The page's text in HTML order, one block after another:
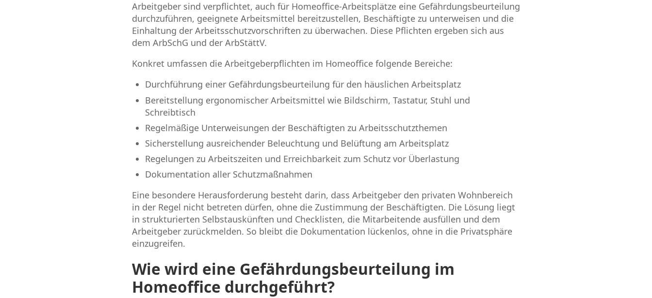
Arbeitgeber sind verpflichtet, auch für Homeoffice-Arbeitsplätze eine Gefährdungsbeurteilung
durchzuführen, geeignete Arbeitsmittel bereitzustellen, Beschäftigte zu unterweisen und die
Einhaltung der Arbeitsschutzvorschriften zu überwachen. Diese Pflichten ergeben sich aus
dem ArbSchG und der ArbStättV.
Konkret umfassen die Arbeitgeberpflichten im Homeoffice folgende Bereiche:
Durchführung einer Gefährdungsbeurteilung für den häuslichen Arbeitsplatz
Bereitstellung ergonomischer Arbeitsmittel wie Bildschirm, Tastatur, Stuhl und
Schreibtisch
Regelmäßige Unterweisungen der Beschäftigten zu Arbeitsschutzthemen
Sicherstellung ausreichender Beleuchtung und Belüftung am Arbeitsplatz
Regelungen zu Arbeitszeiten und Erreichbarkeit zum Schutz vor Überlastung
Dokumentation aller Schutzmaßnahmen
Eine besondere Herausforderung besteht darin, dass Arbeitgeber den privaten Wohnbereich
in der Regel nicht betreten dürfen, ohne die Zustimmung der Beschäftigten. Die Lösung liegt
in strukturierten Selbstauskünften und Checklisten, die Mitarbeitende ausfüllen und dem
Arbeitgeber zurückmelden. So bleibt die Dokumentation lückenlos, ohne in die Privatsphäre
einzugreifen.
Wie wird eine Gefährdungsbeurteilung im
Homeoffice durchgeführt?